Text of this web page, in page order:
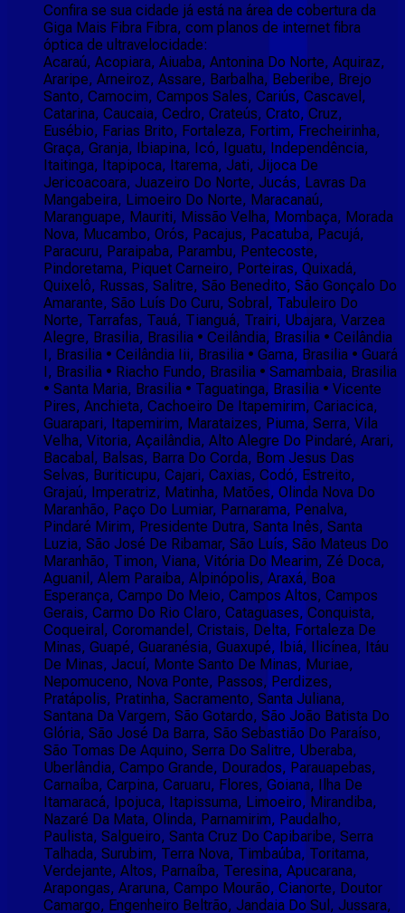
Confira se sua cidade já está na área de cobertura da
Giga Mais Fibra Fibra, com planos de internet fibra
óptica de ultravelocidade:
Acaraú, Acopiara, Aiuaba, Antonina Do Norte, Aquiraz,
Araripe, Arneiroz, Assare, Barbalha, Beberibe, Brejo
Santo, Camocim, Campos Sales, Cariús, Cascavel,
Catarina, Caucaia, Cedro, Crateús, Crato, Cruz,
Eusébio, Farias Brito, Fortaleza, Fortim, Frecheirinha,
Graça, Granja, Ibiapina, Icó, Iguatu, Independência,
Itaitinga, Itapipoca, Itarema, Jati, Jijoca De
Jericoacoara, Juazeiro Do Norte, Jucás, Lavras Da
Mangabeira, Limoeiro Do Norte, Maracanaú,
Maranguape, Mauriti, Missão Velha, Mombaça, Morada
Nova, Mucambo, Orós, Pacajus, Pacatuba, Pacujá,
Paracuru, Paraipaba, Parambu, Pentecoste,
Pindoretama, Piquet Carneiro, Porteiras, Quixadá,
Quixelô, Russas, Salitre, São Benedito, São Gonçalo Do
Amarante, São Luís Do Curu, Sobral, Tabuleiro Do
Norte, Tarrafas, Tauá, Tianguá, Trairi, Ubajara, Varzea
Alegre, Brasilia, Brasilia • Ceilândia, Brasilia • Ceilândia
I, Brasilia • Ceilândia Iii, Brasilia • Gama, Brasilia • Guará
I, Brasilia • Riacho Fundo, Brasilia • Samambaia, Brasilia
• Santa Maria, Brasilia • Taguatinga, Brasilia • Vicente
Pires, Anchieta, Cachoeiro De Itapemirim, Cariacica,
Guarapari, Itapemirim, Marataizes, Piuma, Serra, Vila
Velha, Vitoria, Açailândia, Alto Alegre Do Pindaré, Arari,
Bacabal, Balsas, Barra Do Corda, Bom Jesus Das
Selvas, Buriticupu, Cajari, Caxias, Codó, Estreito,
Grajaú, Imperatriz, Matinha, Matões, Olinda Nova Do
Maranhão, Paço Do Lumiar, Parnarama, Penalva,
Pindaré Mirim, Presidente Dutra, Santa Inês, Santa
Luzia, São José De Ribamar, São Luís, São Mateus Do
Maranhão, Timon, Viana, Vitória Do Mearim, Zé Doca,
Aguanil, Alem Paraiba, Alpinópolis, Araxá, Boa
Esperança, Campo Do Meio, Campos Altos, Campos
Gerais, Carmo Do Rio Claro, Cataguases, Conquista,
Coqueiral, Coromandel, Cristais, Delta, Fortaleza De
Minas, Guapé, Guaranésia, Guaxupé, Ibiá, Ilicínea, Itáu
De Minas, Jacuí, Monte Santo De Minas, Muriae,
Nepomuceno, Nova Ponte, Passos, Perdizes,
Pratápolis, Pratinha, Sacramento, Santa Juliana,
Santana Da Vargem, São Gotardo, São João Batista Do
Glória, São José Da Barra, São Sebastião Do Paraíso,
São Tomas De Aquino, Serra Do Salitre, Uberaba,
Uberlândia, Campo Grande, Dourados, Parauapebas,
Carnaíba, Carpina, Caruaru, Flores, Goiana, Ilha De
Itamaracá, Ipojuca, Itapissuma, Limoeiro, Mirandiba,
Nazaré Da Mata, Olinda, Parnamirim, Paudalho,
Paulista, Salgueiro, Santa Cruz Do Capibaribe, Serra
Talhada, Surubim, Terra Nova, Timbaúba, Toritama,
Verdejante, Altos, Parnaíba, Teresina, Apucarana,
Arapongas, Araruna, Campo Mourão, Cianorte, Doutor
Camargo, Engenheiro Beltrão, Jandaia Do Sul, Jussara,